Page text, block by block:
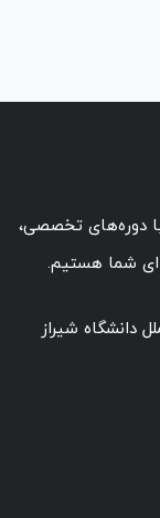
دوره‌های تخصصی،
شما هستیم.
دانشگاه شیراز